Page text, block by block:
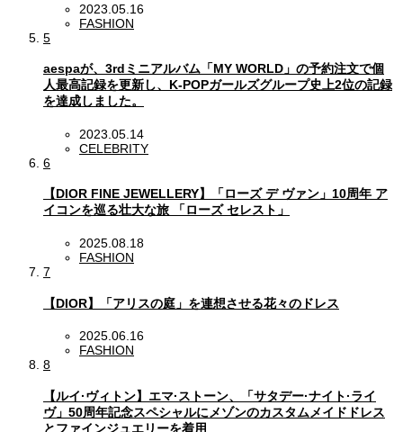
2023.05.16
FASHION
5
aespaが、3rdミニアルバム「MY WORLD」の予約注文で個
人最高記録を更新し、K-POPガールズグループ史上2位の記録
を達成しました。
2023.05.14
CELEBRITY
6
【DIOR FINE JEWELLERY】「ローズ デ ヴァン」10周年 ア
イコンを巡る壮大な旅 「ローズ セレスト」
2025.08.18
FASHION
7
【DIOR】「アリスの庭」を連想させる花々のドレス
2025.06.16
FASHION
8
【ルイ·ヴィトン】エマ·ストーン、「サタデー·ナイト·ライ
ヴ」50周年記念スペシャルにメゾンのカスタムメイドドレス
とファインジュエリーを着用